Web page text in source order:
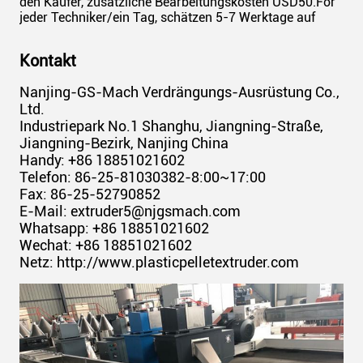
jeder Techniker/ein Tag, schätzen 5-7 Werktage auf
Kontakt
Nanjing-GS-Mach Verdrängungs-Ausrüstung Co.,
Ltd.
Industriepark No.1 Shanghu, Jiangning-Straße,
Jiangning-Bezirk, Nanjing China
Handy: +86 18851021602
Telefon: 86-25-81030382-8:00~17:00
Fax: 86-25-52790852
E-Mail: extruder5@njgsmach.com
Whatsapp: +86 18851021602
Wechat: +86 18851021602
Netz: http://www.plasticpelletextruder.com